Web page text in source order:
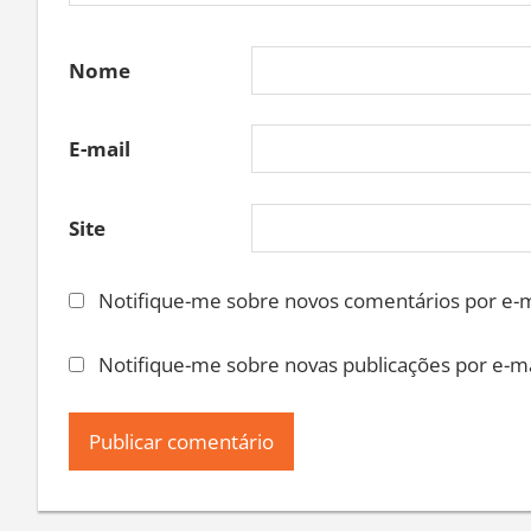
Nome
E-mail
Site
Notifique-me sobre novos comentários por e-
Notifique-me sobre novas publicações por e-